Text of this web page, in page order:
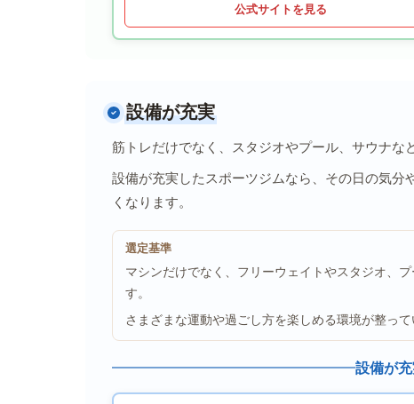
公式サイトを見る
設備が充実
筋トレだけでなく、スタジオやプール、サウナな
設備が充実したスポーツジムなら、その日の気
くなります。
選定基準
マシンだけでなく、フリーウェイトやスタジオ、
す。
さまざまな運動や過ごし方を楽しめる環境が整っ
設備が